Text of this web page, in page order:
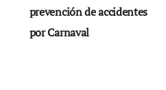
prevención de accidentes
por Carnaval